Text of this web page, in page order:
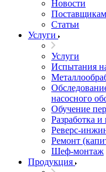
Новости
Поставщикам
Статьи
Услуги
Услуги
Испытания
насосного
Обучение
Разработка
Реверс-
Ремонт
Шеф-монтаж
Продукция